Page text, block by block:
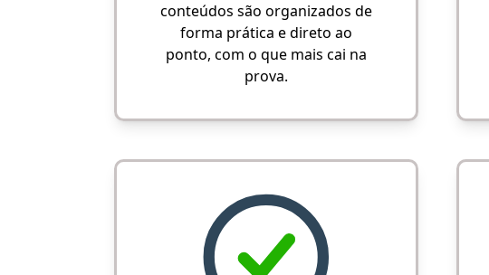
conteúdos são organizados de
forma prática e direto ao
ponto, com o que mais cai na
prova.